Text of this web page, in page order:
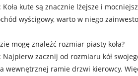
Koła kute są znacznie lżejsze i
wyścigowy, warto w niego
mogę znaleźć rozmiar piasty koła?
Najpierw zacznij od rozmiaru kół
wewnętrznej ramie drzwi kierowcy.